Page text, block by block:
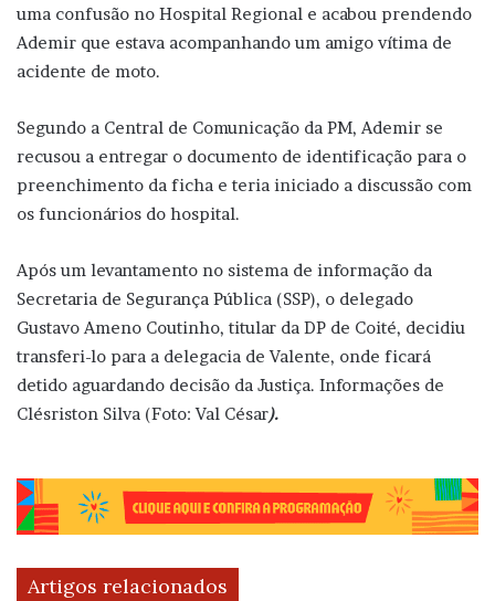
uma confusão no Hospital Regional e acabou prendendo
Ademir que estava acompanhando um amigo vítima de
acidente de moto.
Segundo a Central de Comunicação da PM, Ademir se
recusou a entregar o documento de identificação para o
preenchimento da ficha e teria iniciado a discussão com
os funcionários do hospital.
Após um levantamento no sistema de informação da
Secretaria de Segurança Pública (SSP), o delegado
Gustavo Ameno Coutinho, titular da DP de Coité, decidiu
transferi-lo para a delegacia de Valente, onde ficará
detido aguardando decisão da Justiça. Informações de
Clésriston Silva (Foto: Val César).
Artigos relacionados